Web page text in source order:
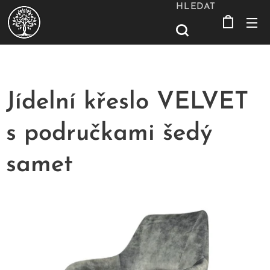
HLEDAT
Jídelní křeslo VELVET
s područkami šedý
samet